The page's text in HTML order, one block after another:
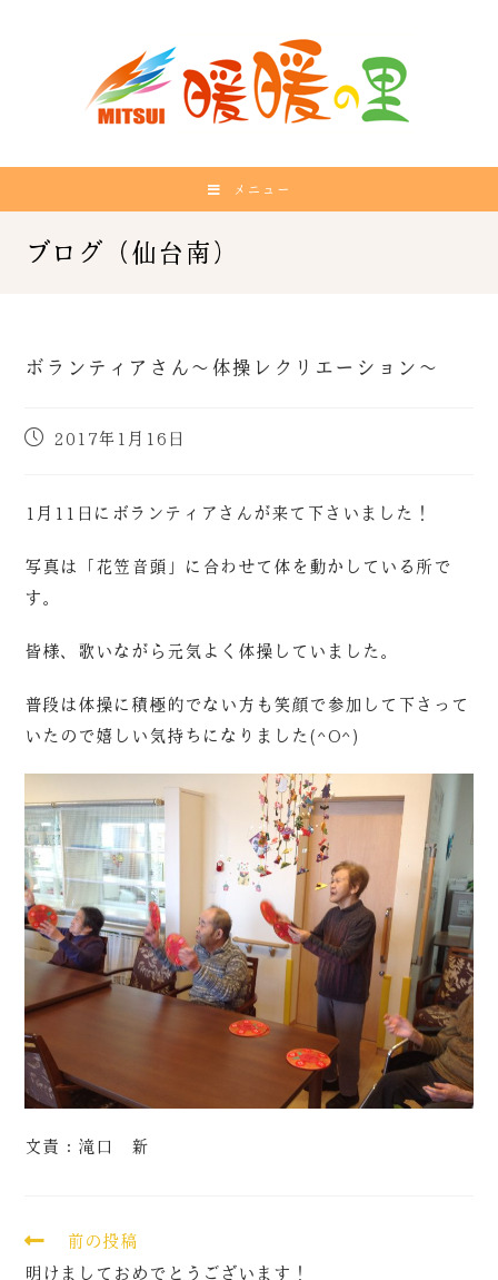
メニュー
ボランティアさん～体操レクリエーション～
2017年1月16日
1月11日にボランティアさんが来て下さいました！
写真は「花笠音頭」に合わせて体を動かしている所で
す。
皆様、歌いながら元気よく体操していました。
普段は体操に積極的でない方も笑顔で参加して下さって
いたので嬉しい気持ちになりました(^O^)
文責：滝口 新
前の投稿
明けましておめでとうございます！